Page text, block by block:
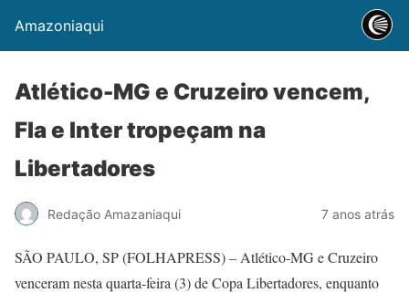
Amazoniaqui
Atlético-MG e Cruzeiro vencem,
Fla e Inter tropeçam na
Libertadores
Redação Amazaniaqui 7 anos atrás
SÃO PAULO, SP (FOLHAPRESS) – Atlético-MG e Cruzeiro
venceram nesta quarta-feira (3) de Copa Libertadores, enquanto